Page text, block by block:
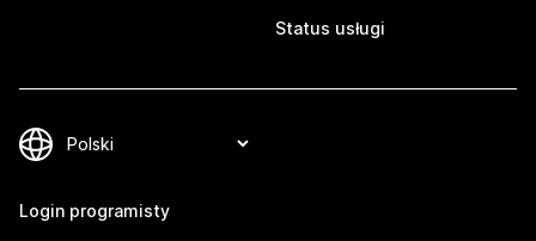
Status usługi
Login programisty